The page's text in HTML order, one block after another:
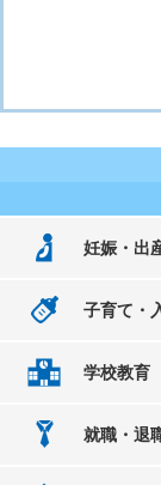
妊娠・出
子育て・
学校教育
就職・退